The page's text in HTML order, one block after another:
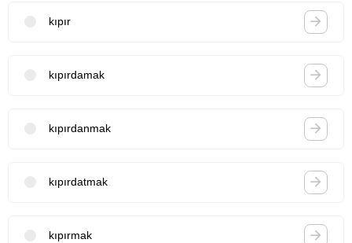
kıpır
kıpırdamak
kıpırdanmak
kıpırdatmak
kıpırmak